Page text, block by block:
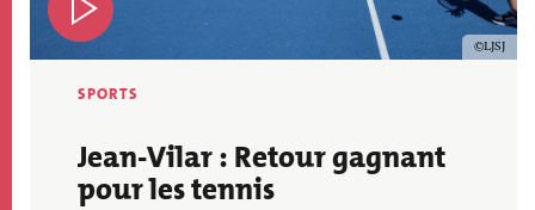
LJSJ
SPORTS
Jean-Vilar : Retour gagnant
pour les tennis